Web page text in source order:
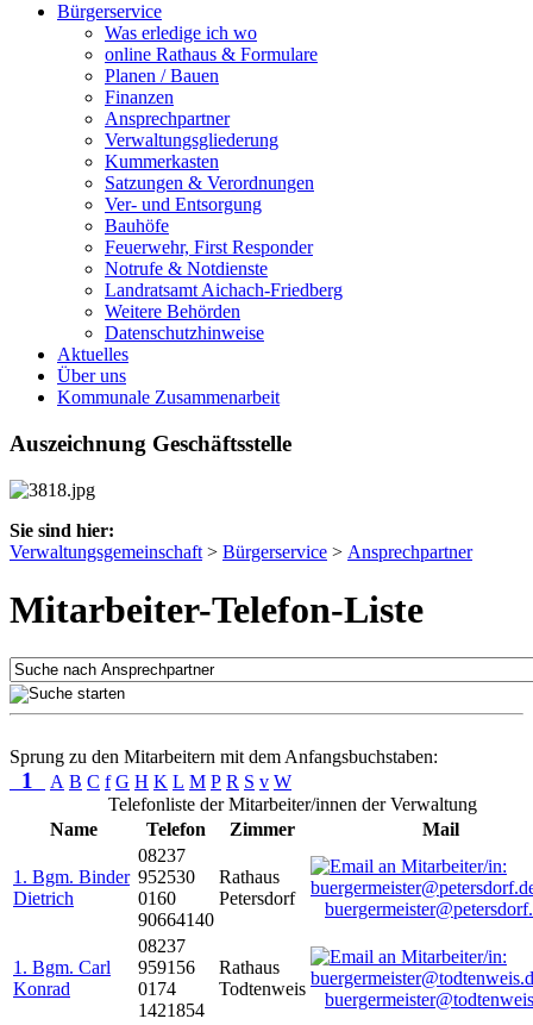
Bürgerservice
Was erledige ich wo
online Rathaus & Formulare
Planen / Bauen
Finanzen
Ansprechpartner
Verwaltungsgliederung
Kummerkasten
Satzungen & Verordnungen
Ver- und Entsorgung
Bauhöfe
Feuerwehr, First Responder
Notrufe & Notdienste
Landratsamt Aichach-Friedberg
Weitere Behörden
Datenschutzhinweise
Aktuelles
Über uns
Kommunale Zusammenarbeit
Auszeichnung Geschäftsstelle
Sie sind hier:
Verwaltungsgemeinschaft > Bürgerservice > Ansprechpartner
Mitarbeiter-Telefon-Liste
Sprung zu den Mitarbeitern mit dem Anfangsbuchstaben:
1 A B C f G H K L M P R S v W
Telefonliste der Mitarbeiter/innen der Verwaltung
Name
Telefon Zimmer Mail
1. Bgm. Binder
Dietrich
08237
952530
0160
90664140
Rathaus
Petersdorf
1. Bgm. Carl
Konrad
08237
959156
0174
1421854
Rathaus
Todtenweis